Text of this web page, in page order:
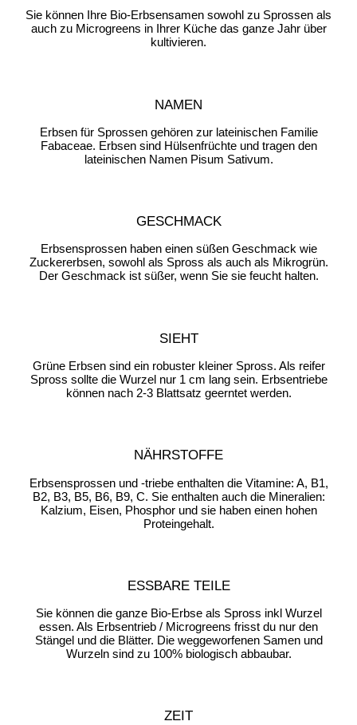
Sie können Ihre Bio-Erbsensamen sowohl zu Sprossen als
auch zu Microgreens in Ihrer Küche das ganze Jahr über
kultivieren.
NAMEN
Erbsen für Sprossen gehören zur lateinischen Familie
Fabaceae. Erbsen sind Hülsenfrüchte und tragen den
lateinischen Namen Pisum Sativum.
GESCHMACK
Erbsensprossen haben einen süßen Geschmack wie
Zuckererbsen, sowohl als Spross als auch als Mikrogrün.
Der Geschmack ist süßer, wenn Sie sie feucht halten.
SIEHT
Grüne Erbsen sind ein robuster kleiner Spross. Als reifer
Spross sollte die Wurzel nur 1 cm lang sein. Erbsentriebe
können nach 2-3 Blattsatz geerntet werden.
NÄHRSTOFFE
Erbsensprossen und -triebe enthalten die Vitamine: A, B1,
B2, B3, B5, B6, B9, C. Sie enthalten auch die Mineralien:
Kalzium, Eisen, Phosphor und sie haben einen hohen
Proteingehalt.
ESSBARE TEILE
Sie können die ganze Bio-Erbse als Spross inkl Wurzel
essen. Als Erbsentrieb / Microgreens frisst du nur den
Stängel und die Blätter. Die weggeworfenen Samen und
Wurzeln sind zu 100% biologisch abbaubar.
ZEIT